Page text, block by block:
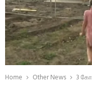
Home Other News 3